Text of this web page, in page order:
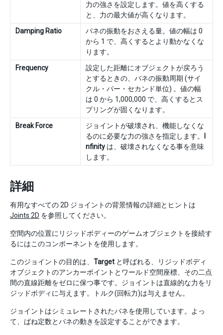
力の強さを設定します。値を高くする
と、力の最大値が高くなります。
Damping Ratio
バネの振動をおさえる量。値の幅は 0
から 1 で、高くするとより動かなくな
ります。
Frequency
設定した距離にオブジェクトが戻ろう
とするときの、バネの振動周期 (サイ
クル・パー・セカンド単位) 。値の幅
は 0 から 1,000,000 で、高くするとス
プリングが固くなります。
Break Force
ジョイントが破壊され、機能しなくな
るのに必要な力の強さを指定します。
nfinity は、破壊されなくなる事を意味
します。
詳細
有用なすべての 2D ジョイントの背景情報の詳細とヒントは
Joints 2D を参照してください。
空間内の位置にリジッドボディーのゲームオブジェクトを接続す
るにはこのコンポーネントを使用します。
このジョイントの目的は、 Target と呼ばれる、リジッドボディ
オブジェクトのアンカーポイントとワールド空間座標、その二点
間の直線距離をゼロに保つ事です。ジョイントは直線的な力をリ
ジッドボディに与えます。トルク(回転力)は与えません。
ジョイントはシミュレートされたバネを使用しています。よっ
て、ばね定数とバネの動きを設定することができます。